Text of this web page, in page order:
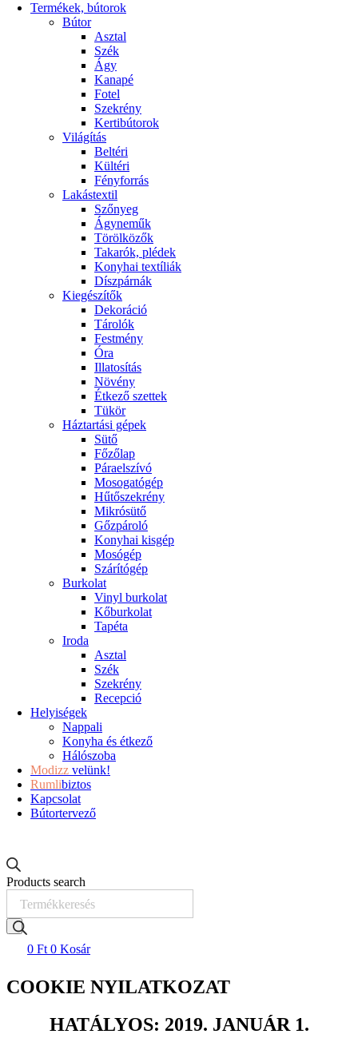
Termékek, bútorok
Bútor
Asztal
Szék
Ágy
Kanapé
Fotel
Szekrény
Kertibútorok
Világítás
Beltéri
Kültéri
Fényforrás
Lakástextil
Szőnyeg
Ágyneműk
Törölközők
Takarók, plédek
Konyhai textíliák
Díszpárnák
Kiegészítők
Dekoráció
Tárolók
Festmény
Óra
Illatosítás
Növény
Étkező szettek
Tükör
Háztartási gépek
Sütő
Főzőlap
Páraelszívó
Mosogatógép
Hűtőszekrény
Mikrósütő
Gőzpároló
Konyhai kisgép
Mosógép
Szárítógép
Burkolat
Vinyl burkolat
Kőburkolat
Tapéta
Iroda
Asztal
Szék
Szekrény
Recepció
Helyiségek
Nappali
Konyha és étkező
Hálószoba
Modizz velünk!
Rumlibiztos
Kapcsolat
Bútortervező
Products search
0 Ft 0 Kosár
COOKIE NYILATKOZAT
HATÁLYOS: 2019. JANUÁR 1.